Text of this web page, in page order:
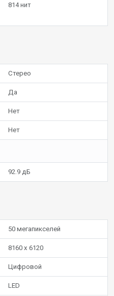
814 нит
Стерео
Да
Нет
Нет
92.9 дБ
50 мегапикселей
8160 x 6120
Цифровой
LED